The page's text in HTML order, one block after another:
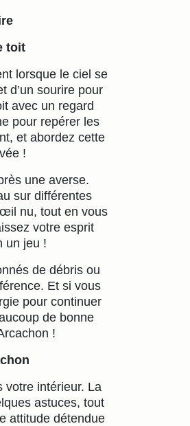
toit
lorsque le ciel se
d’un sourire pour
avec un regard
pour repérer les
et abordez cette
!
une averse.
sur différentes
nu, tout en vous
votre esprit
un jeu !
de débris ou
Et si vous
pour continuer
de bonne
!
votre intérieur. La
astuces, tout
attitude détendue